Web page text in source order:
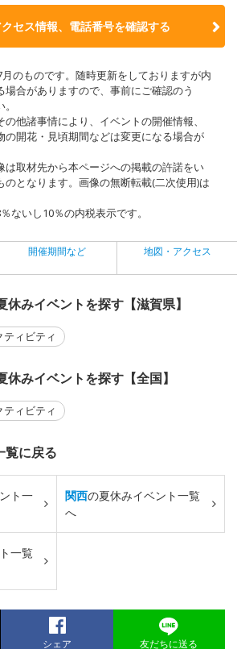
セス情報、電話番号を確認する
のものです。随時更新をしておりますが内
場合がありますので、事前にご確認のう
他諸事情により、イベントの開催情報、
の開花・見頃期間などは変更になる場合が
取材先から本ページへの掲載の許諾をい
のとなります。画像の無断転載(二次使用)は
ないし10％の内税表示です。
開催期間など 地図・アクセス
休みイベントを探す【滋賀県】
ィビティ
休みイベントを探す【全国】
ィビティ
覧に戻る
ト一
関西の夏休みイベント一覧
へ
一覧
シェア 友だちに送る